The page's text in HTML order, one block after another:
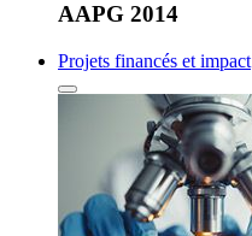
AAPG 2014
Projets financés et impact